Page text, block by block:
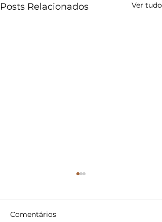
Posts Relacionados Ver tudo
Comentários